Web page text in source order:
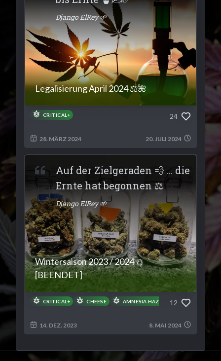
Django ElRey 🌱
Legalisierung April 2024 ⚖️🌺
CRITICAL+ 24
28. MÄRZ 2024 20. JULI 2024
Auf der Zielgeraden 💨 ... die
Ernte hat begonnen ⚖️
Django ElRey 🌱
Wintersaison 2023 / 2024 ☃️
[BEENDET]
CRITICAL+ CHEESE AMNESIA HAZE SUPER SILVER
12
14. DEZ. 2023 8. MAI 2024